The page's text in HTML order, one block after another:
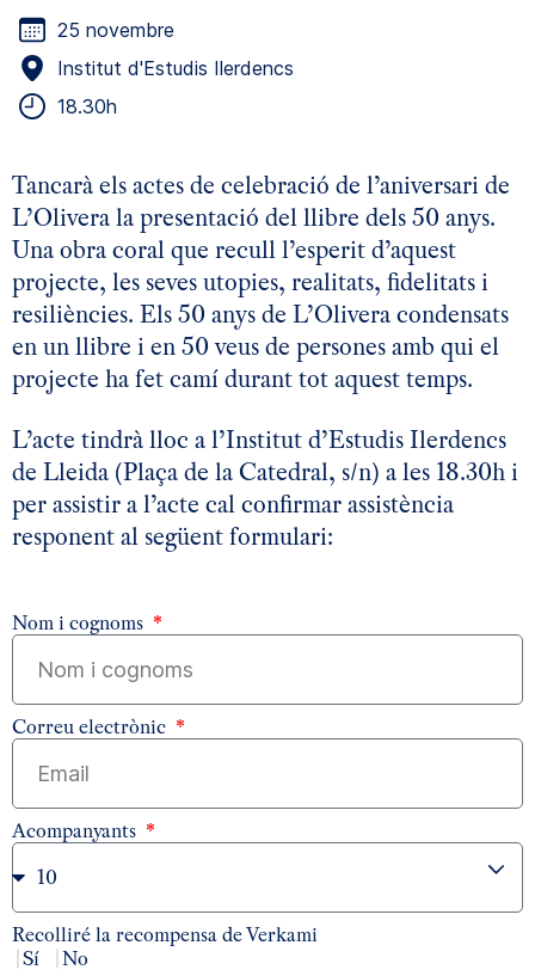
25 novembre
Institut d'Estudis Ilerdencs
18.30h
Tancarà els actes de celebració de l’aniversari de
L’Olivera la presentació del llibre dels 50 anys.
Una obra coral que recull l’esperit d’aquest
projecte, les seves utopies, realitats, fidelitats i
resiliències. Els 50 anys de L’Olivera condensats
en un llibre i en 50 veus de persones amb qui el
projecte ha fet camí durant tot aquest temps.
L’acte tindrà lloc a l’Institut d’Estudis Ilerdencs
de Lleida (Plaça de la Catedral, s/n) a les 18.30h i
per assistir a l’acte cal confirmar assistència
responent al següent formulari:
Nom i cognoms
Correu electrònic
Acompanyants
Recolliré la recompensa de Verkami
Sí
No